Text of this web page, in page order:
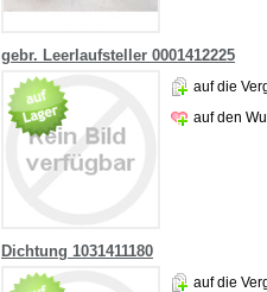
gebr. Leerlaufsteller 0001412225
auf die
auf den
Dichtung 1031411180
auf die